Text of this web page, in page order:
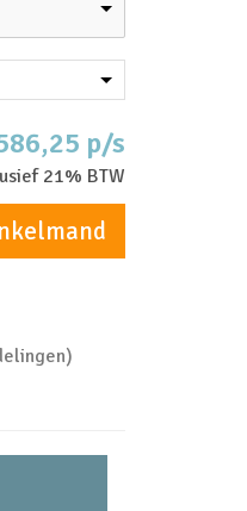
p/s
21% BTW